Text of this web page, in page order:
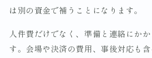
は別の資金で補うことになります。
人件費だけでなく、準備と連絡にか
す。会場や決済の費用、事後対応も